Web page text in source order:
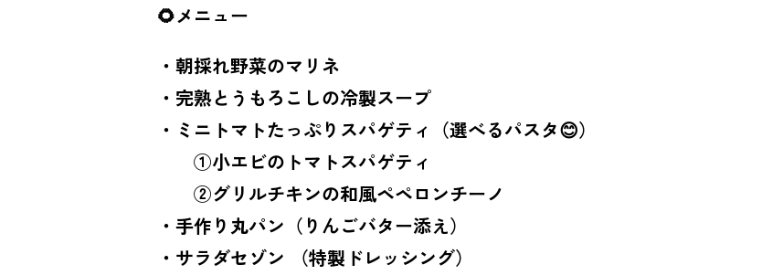
🌻メニュー
・朝採れ野菜のマリネ
・完熟とうもろこしの冷製スープ
・ミニトマトたっぷりスパゲティ（選べるパスタ😊）
①小エビのトマトスパゲティ
②グリルチキンの和風ペペロンチーノ
・手作り丸パン（りんごバター添え）
・サラダセゾン （特製ドレッシング）